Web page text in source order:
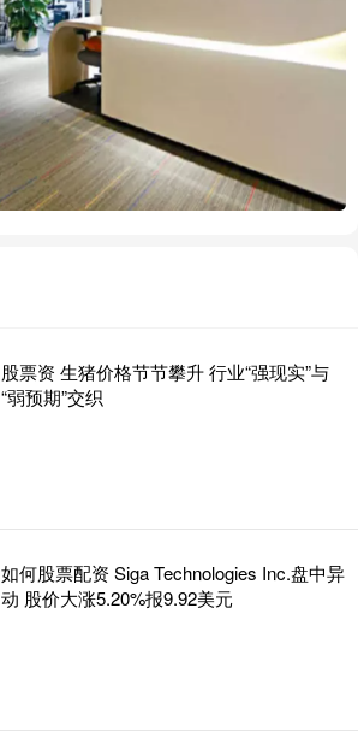
股票资 生猪价格节节攀升 行业“强现实”与
“弱预期”交织
如何股票配资 Siga Technologies Inc.盘中异
动 股价大涨5.20%报9.92美元